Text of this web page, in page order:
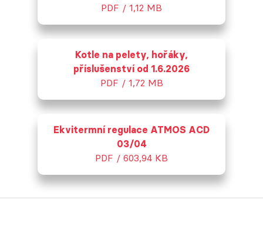
PDF / 1,12 MB
Kotle na pelety, hořáky,
příslušenství od 1.6.2026
PDF / 1,72 MB
Ekvitermní regulace ATMOS ACD
03/04
PDF / 603,94 KB